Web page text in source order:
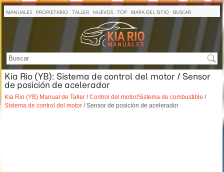
MANUALES PROPIETARIO TALLER NUEVOS TOP MAPA DEL SITIO BUSCAR
Kia Rio (YB): Sistema de control del motor / Sensor
de posición de acelerador
Kia Rio (YB) Manual de Taller /Control del motor/Sistema de combustible /
Sistema de control del motor / Sensor de posición de acelerador